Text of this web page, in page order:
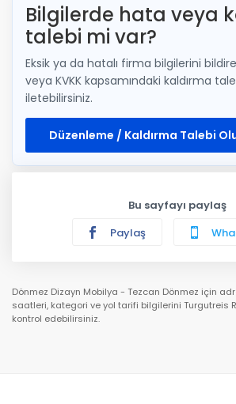
Bilgilerde hata veya
talebi mi var?
Eksik ya da hatalı firma bilgilerini
veya KVKK kapsamındaki kaldırma
iletebilirsiniz.
Düzenleme / Kaldırma Talebi
Bu sayfayı paylaş
Paylaş
Dönmez Dizayn Mobilya - Tezcan Dönmez için
saatleri, kategori ve yol tarifi bilgilerini Turgutreis
kontrol edebilirsiniz.